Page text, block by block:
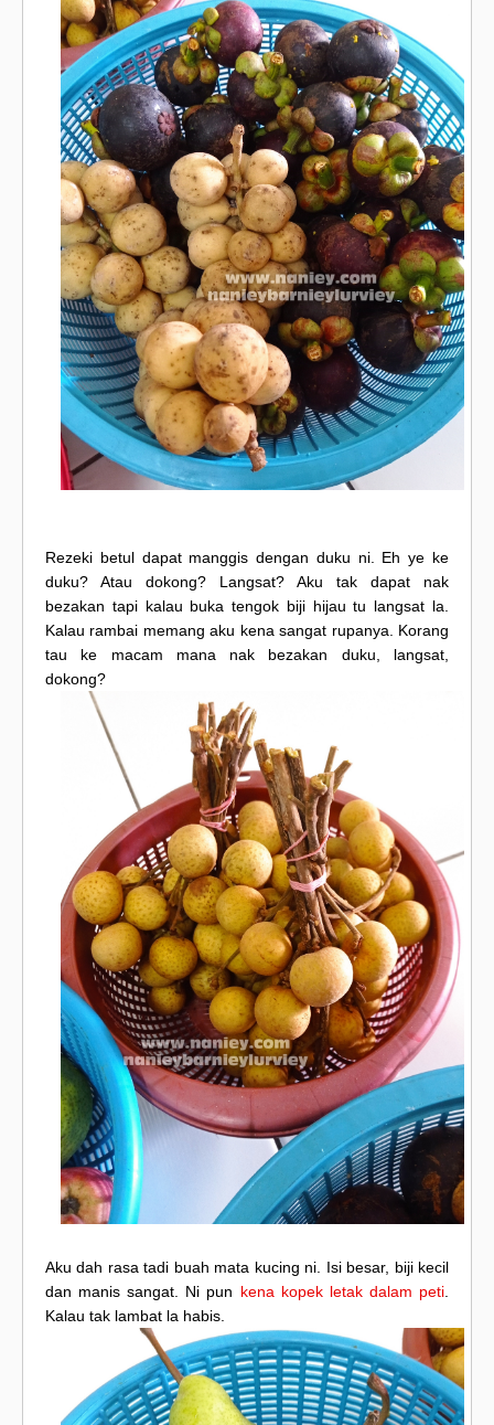
Rezeki betul dapat manggis dengan duku ni. Eh ye ke
duku? Atau dokong? Langsat? Aku tak dapat nak
bezakan tapi kalau buka tengok biji hijau tu langsat la.
Kalau rambai memang aku kena sangat rupanya. Korang
tau ke macam mana nak bezakan duku, langsat,
dokong?
Aku dah rasa tadi buah mata kucing ni. Isi besar, biji kecil
dan manis sangat. Ni pun kena kopek letak dalam peti
Kalau tak lambat la habis.